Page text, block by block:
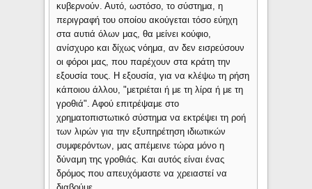
κυβερνούν. Αυτό, ωστόσο, το σύστημα, η
περιγραφή του οποίου ακούγεται τόσο εύηχη
στα αυτιά όλων μας, θα μείνει κούφιο,
ανίσχυρο και δίχως νόημα, αν δεν εισρεύσουν
οι φόροι μας, που παρέχουν στα κράτη την
εξουσία τους. Η εξουσία, για να κλέψω τη ρήση
κάποιου άλλου, "μετριέται ή με τη λίρα ή με τη
γροθιά". Αφού επιτρέψαμε στο
χρηματοπιστωτικό σύστημα να εκτρέψει τη ροή
των λιρών για την εξυπηρέτηση ιδιωτικών
συμφερόντων, μας απέμεινε τώρα μόνο η
δύναμη της γροθιάς. Και αυτός είναι ένας
δρόμος που απευχόμαστε να χρειαστεί να